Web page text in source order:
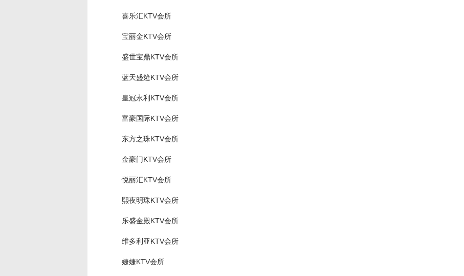
喜乐汇KTV会所
宝丽金KTV会所
盛世宝鼎KTV会所
蓝天盛筵KTV会所
皇冠永利KTV会所
富豪国际KTV会所
东方之珠KTV会所
金豪门KTV会所
悦丽汇KTV会所
熙夜明珠KTV会所
乐盛金殿KTV会所
维多利亚KTV会所
婕婕KTV会所